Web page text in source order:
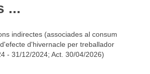
...
indirectes (associades al consum
d'hivernacle per treballador
- 31/12/2024; Act. 30/04/2026)